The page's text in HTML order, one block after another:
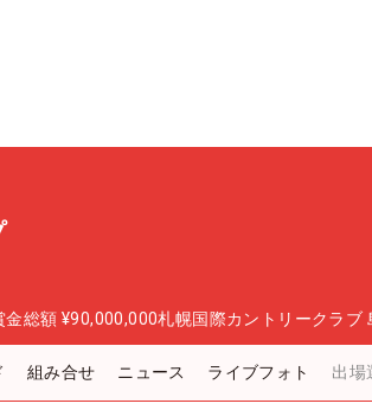
金総額 ¥90,000,000札幌国際カントリークラブ
組み合せ ニュース ライブフォト 出場